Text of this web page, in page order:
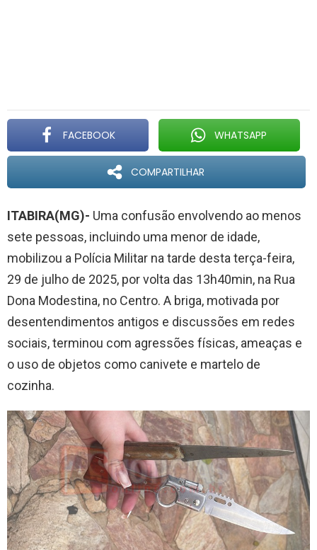
FACEBOOK WHATSAPP
COMPARTILHAR
ITABIRA(MG)- Uma confusão envolvendo ao menos
sete pessoas, incluindo uma menor de idade,
mobilizou a Polícia Militar na tarde desta terça-feira,
29 de julho de 2025, por volta das 13h40min, na Rua
Dona Modestina, no Centro. A briga, motivada por
desentendimentos antigos e discussões em redes
sociais, terminou com agressões físicas, ameaças e
o uso de objetos como canivete e martelo de
cozinha.